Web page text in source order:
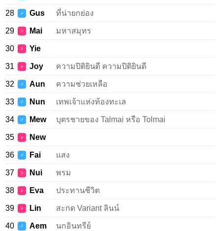
28 ♂ Gus ที่น่ายกย่อง
29 ♀ Mai มหาสมุทร
30 ♀ Yie
31 ♀ Joy ความปิติยินดี ความปิติยินดี
32 ♂ Aun ความช่วยเหลือ
33 ♂ Nun เทพเจ้าแห่งท้องทะเล
34 ♂ Mew บุตรชายของ Talmai หรือ Tolmai
35 ♀ New
36 ♂ Fai แสง
37 ♀ Nui พรม
38 ♀ Eva ประทานชีวิต
39 ♀ Lin สะกด Variant ลินน์
40 ♂ Aem นกอินทรีย์